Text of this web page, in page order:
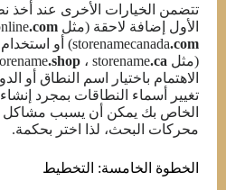
تتضمن الخيارات الأخرى عند أخذ
الأول إضافة لاحقة (مثل storenameonline .com
storenamecanada.com
) أو
(مثل storename
.shop ، storename.ca
الاهتمام باختيار اسم النطاق أو
تغيير أسماء النطاقات بمجرد
الخاص بك يمكن أن يسبب
محركات البحث، لذا اختر بحكمة.
الخطوة الخامسة: التخطيط